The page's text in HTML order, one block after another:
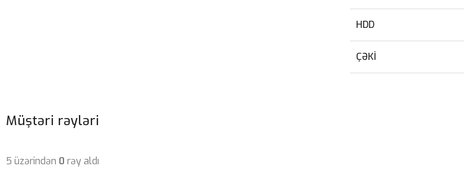
HDD
ÇƏKI
Müştəri rəyləri
5 üzərindən 0 rəy aldı